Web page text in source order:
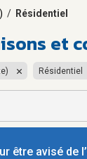
/ Résidentiel
et
Résidentiel
être avisé de